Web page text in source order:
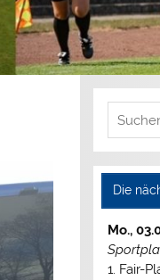
Die
Mo.,
1. Fair-